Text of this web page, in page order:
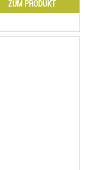
ZUM PRODUKT